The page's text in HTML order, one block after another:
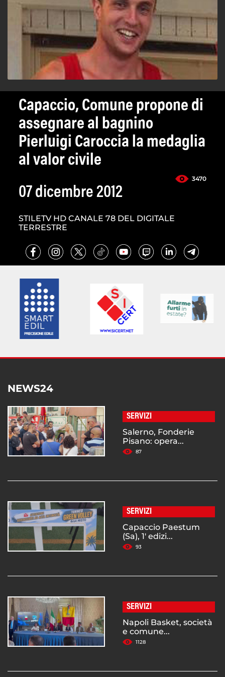
Capaccio, Comune propone di
assegnare al bagnino
Pierluigi Caroccia la medaglia
al valor civile
3470
07 dicembre 2012
STILETV HD CANALE 78 DEL DIGITALE
TERRESTRE
NEWS24
SERVIZI
Salerno, Fonderie
Pisano: opera...
87
SERVIZI
Capaccio Paestum
(Sa), 1' edizi...
93
SERVIZI
Napoli Basket, società
e comune...
1128